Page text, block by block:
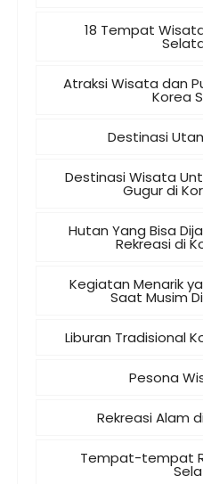
18 Tempat
Atraksi Wisata dan
Korea
Destinasi
Destinasi Wisata
Gugur di
Hutan Yang Bisa
Rekreasi di
Kegiatan Menarik
Saat Musim
Liburan Tradisional
Pesona
Rekreasi Alam
Tempat-tempat